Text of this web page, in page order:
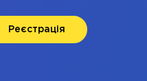
Реєстрація